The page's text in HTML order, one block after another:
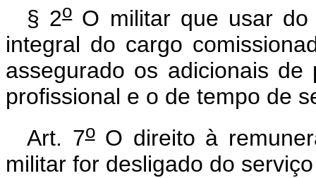
§ 2oO militar que usar do
integral do cargo
assegurado os adicionais
profissional e o de tempo de
Art. 7oO direito à
militar for desligado do